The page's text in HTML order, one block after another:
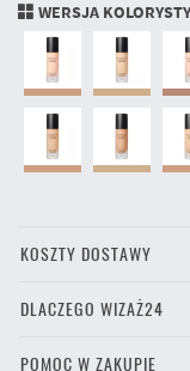
WERSJA
KOSZTY DOSTAWY
DLACZEGO WIZAŻ24
POMOC W ZAKUPIE